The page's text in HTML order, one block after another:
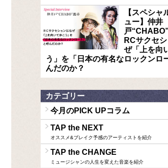
【スペシャ
ュー】仲井
戸
RCサクセ
ぜ「上を向
う」を「日本の有名なロックンロ
んだのか？
カテゴリー
今月のPICK UPコラム
TAP the NEXT
オススメ&ブレイク予感のアーティストを紹介
TAP the CHANGE
ミュージシャンの人生を変えた音楽を紹介